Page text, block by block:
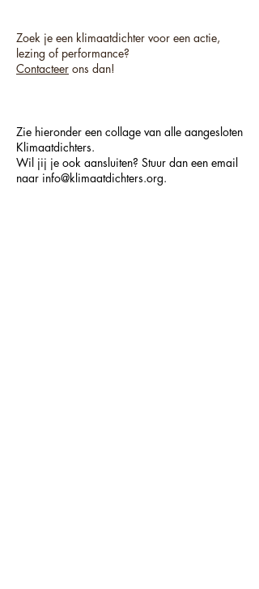
Zoek je een klimaatdichter voor een actie,
lezing of performance?
Contacteer ons dan!
Zie hieronder een collage van alle aangesloten
Klimaatdichters.
Wil jij je ook aansluiten? Stuur dan een email
naar info@klimaatdichters.org.